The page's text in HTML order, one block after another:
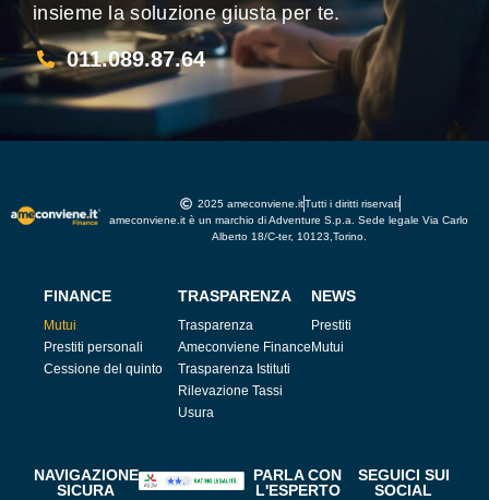
insieme la soluzione giusta per te.
011.089.87.64
2025 ameconviene.itTutti i diritti riservati
ameconviene.it è un marchio di Adventure S.p.a. Sede legale Via Carlo
Alberto 18/C-ter, 10123,Torino.
FINANCE
Mutui
Prestiti personali
Cessione del quinto
TRASPARENZA
Trasparenza
Ameconviene Finance
Trasparenza Istituti
Rilevazione Tassi
Usura
NEWS
Prestiti
Mutui
NAVIGAZIONE
SICURA
PARLA CON
L'ESPERTO
SEGUICI SUI
SOCIAL